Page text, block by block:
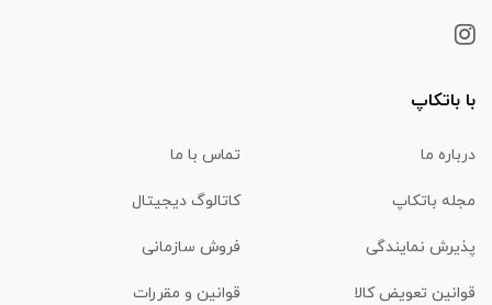
با باتکاپ
درباره ما تماس با ما
مجله باتکاپ کاتالوگ دیجیتال
پذیرش نمایندگی فروش سازمانی
قوانین تعویض کالا قوانین و مقررات